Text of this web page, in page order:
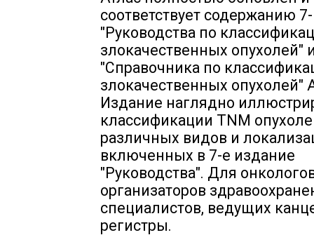
соответствует содержанию
"Руководства по
злокачественных опухолей"
"Справочника по
злокачественных опухолей"
Издание наглядно
классификации TNM
различных видов и
включенных в 7-е издание
"Руководства". Для
организаторов
специалистов, ведущих
регистры.